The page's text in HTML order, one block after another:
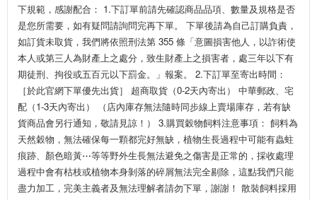
下規範，感謝配合： 1.下訂單前請先確認商品品項、數量及規格是否
是您所需要，如有疑問請詢問完再下單。 下單後請為自己訂購負責，
如訂貨未取貨，我們將依照刑法第 355 條「意圖損害他人，以詐術使
本人或第三人為財產上之處分，致生財產上之損害者，處三年以下有
期徒刑、拘役或五百元以下罰金。」報案。 2.下訂單至寄出時間：
［於此官網下單優先出貨］ 超商取貨（0-2天內寄出） 中華郵政、宅
配（1-3天內寄出） （店內庫存無法隨時同步線上賣場庫存，若有缺
貨商品會另行通知，敬請見諒！） 3.購買穀物飼料注意事項： 飼料為
天然穀物，無法確保每一顆都完好無缺，植物生長過程中可能有蟲蛀
痕跡、顏色暗黃⋯等等野外生長無法避免之傷害是正常的，採收處理
過程中會有枯枝或植物本身剝落的碎屑無法完全剔除，這點我們只能
盡力加工，完美主義者及無法理解者請勿下單，謝謝！ 散裝飼料採用